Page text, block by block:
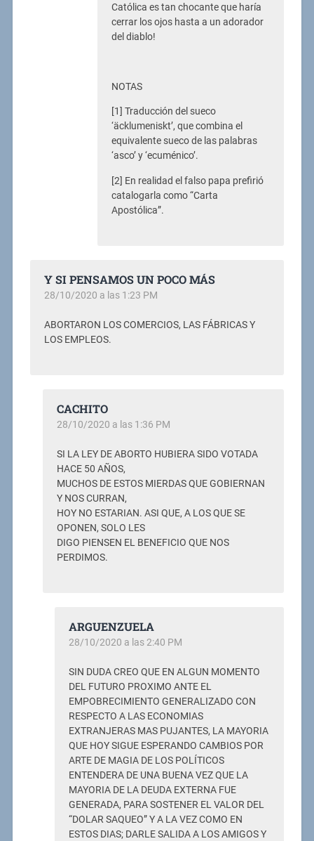
Católica es tan chocante que haría
cerrar los ojos hasta a un adorador
del diablo!
NOTAS
[1] Traducción del sueco
‘äcklumeniskt’, que combina el
equivalente sueco de las palabras
‘asco’ y ‘ecuménico’.
[2] En realidad el falso papa prefirió
catalogarla como “Carta
Apostólica”.
Y SI PENSAMOS UN POCO MÁS
28/10/2020 a las 1:23 PM
ABORTARON LOS COMERCIOS, LAS FÁBRICAS Y
LOS EMPLEOS.
CACHITO
28/10/2020 a las 1:36 PM
SI LA LEY DE ABORTO HUBIERA SIDO VOTADA
HACE 50 AÑOS,
MUCHOS DE ESTOS MIERDAS QUE GOBIERNAN
Y NOS CURRAN,
HOY NO ESTARIAN. ASI QUE, A LOS QUE SE
OPONEN, SOLO LES
DIGO PIENSEN EL BENEFICIO QUE NOS
PERDIMOS.
ARGUENZUELA
28/10/2020 a las 2:40 PM
SIN DUDA CREO QUE EN ALGUN MOMENTO
DEL FUTURO PROXIMO ANTE EL
EMPOBRECIMIENTO GENERALIZADO CON
RESPECTO A LAS ECONOMIAS
EXTRANJERAS MAS PUJANTES, LA MAYORIA
QUE HOY SIGUE ESPERANDO CAMBIOS POR
ARTE DE MAGIA DE LOS POLÍTICOS
ENTENDERA DE UNA BUENA VEZ QUE LA
MAYORIA DE LA DEUDA EXTERNA FUE
GENERADA, PARA SOSTENER EL VALOR DEL
“DOLAR SAQUEO” Y A LA VEZ COMO EN
ESTOS DIAS; DARLE SALIDA A LOS AMIGOS Y